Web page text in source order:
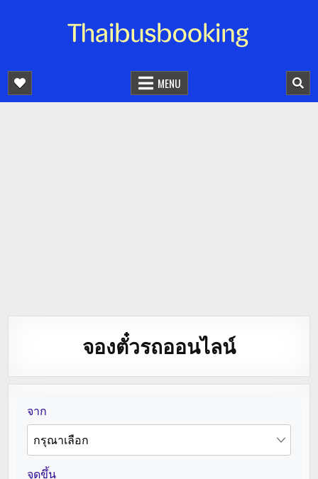
จองตั๋วรถออนไลน์ 24 ชั่วโมง
MENU
จองตั๋วรถออนไลน์